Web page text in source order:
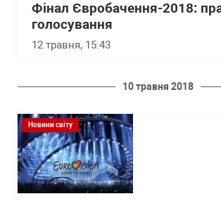
Фінал Євробачення-2018:
голосування
12 травня, 15:43
10 травня 2018
Новини світу